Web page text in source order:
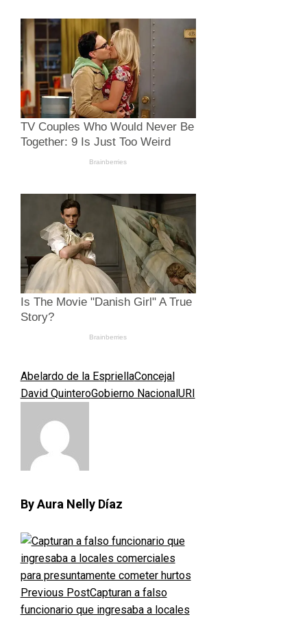
Abelardo de la EspriellaConcejal
David QuinteroGobierno NacionalURI
By Aura Nelly Díaz
Previous PostCapturan a falso
funcionario que ingresaba a locales